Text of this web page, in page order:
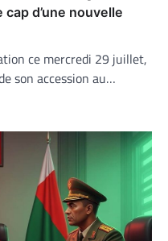
d’une nouvelle
ce mercredi 29 juillet,
son accession au…